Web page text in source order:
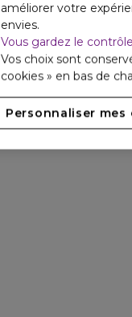
améliorer votre
envies.
Vous gardez le contrôle
Vos choix sont
cookies » en bas de
Personnaliser mes